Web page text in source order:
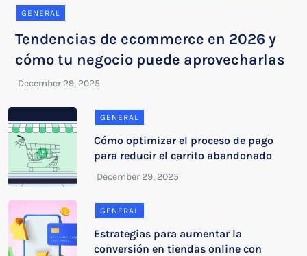
GENERAL
Tendencias de ecommerce en 2026 y
cómo tu negocio puede aprovecharlas
GENERAL
Cómo optimizar el proceso de pago
para reducir el carrito abandonado
GENERAL
Estrategias para aumentar la
conversión en tiendas online con